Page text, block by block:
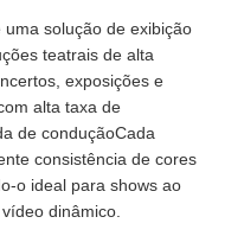
uma solução de exibição
teatrais de alta
exposições e
alta taxa de
de conduçãoCada
consistência de cores
o ideal para shows ao
dinâmico.